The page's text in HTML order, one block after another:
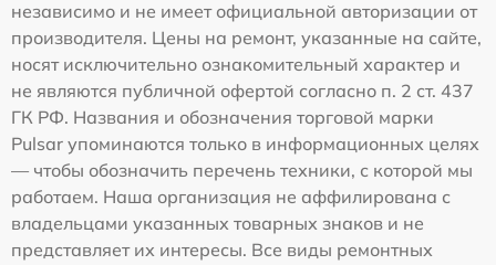
независимо и не имеет официальной авторизации от
производителя. Цены на ремонт, указанные на сайте,
носят исключительно ознакомительный характер и
не являются публичной офертой согласно п. 2 ст. 437
ГК РФ. Названия и обозначения торговой марки
Pulsar упоминаются только в информационных целях
— чтобы обозначить перечень техники, с которой мы
работаем. Наша организация не аффилирована с
владельцами указанных товарных знаков и не
представляет их интересы. Все виды ремонтных